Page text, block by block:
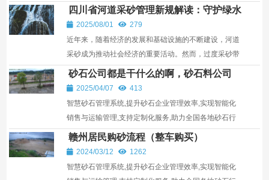
水利现代化升级，实现可持续发展。
四川省河道采砂管理新规解读：守护绿水
青山的法律利器
2025/08/01
279
近年来，随着经济的发展和基础设施的不断建设，河道
采砂成为推动社会经济的重要活动。然而，过度采砂带
来的水生态破坏亟需制度保障。本文结合《四川省河道
采...
砂石公司都是干什么的啊，砂石料公司
2025/04/07
413
智慧砂石管理系统,提升砂石企业管理效率,实现智能化
销售与运输管理,支持定制化服务,助力全国各地砂石行
业发展。
赣州居民购砂流程（整车购买）
2024/03/12
1262
智慧砂石管理系统,提升砂石企业管理效率,实现智能化